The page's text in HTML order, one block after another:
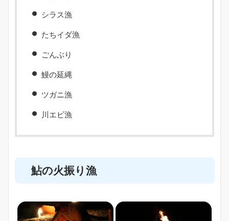
シラス漁
たちイダ漁
ごんぶり
鰻の延縄
ツガニ漁
川エビ漁
鮎の火振り漁